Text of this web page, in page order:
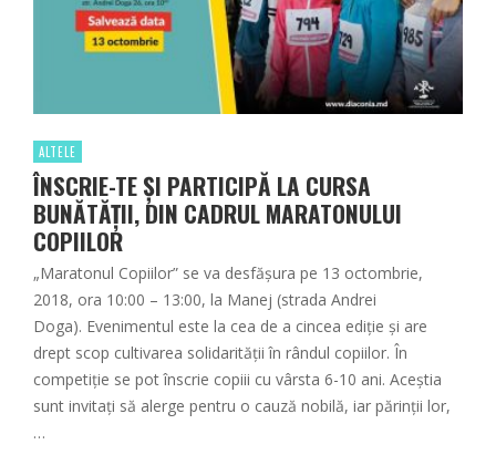
ALTELE
ÎNSCRIE-TE ȘI PARTICIPĂ LA CURSA
BUNĂTĂŢII, DIN CADRUL MARATONULUI
COPIILOR
„Maratonul Copiilor” se va desfășura pe 13 octombrie,
2018, ora 10:00 – 13:00, la Manej (strada Andrei
Doga). Evenimentul este la cea de a cincea ediție și are
drept scop cultivarea solidarității în rândul copiilor. În
competiţie se pot înscrie copiii cu vârsta 6-10 ani. Aceștia
sunt invitați să alerge pentru o cauză nobilă, iar părinții lor,
…